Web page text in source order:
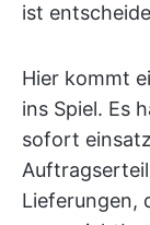
ist
Hier kommt
ins Spiel. Es
sofort
Lieferungen,